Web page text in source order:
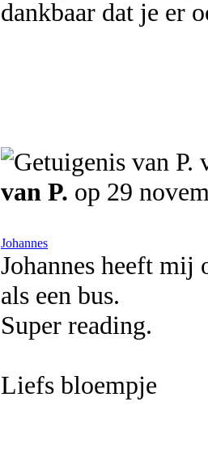
dankbaar dat je er
van P. op 29
Johannes
Johannes heeft mij
als een bus.
Super reading.
Liefs bloempje